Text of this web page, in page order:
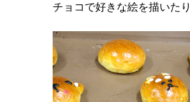
チョコで好きな絵を描いたり